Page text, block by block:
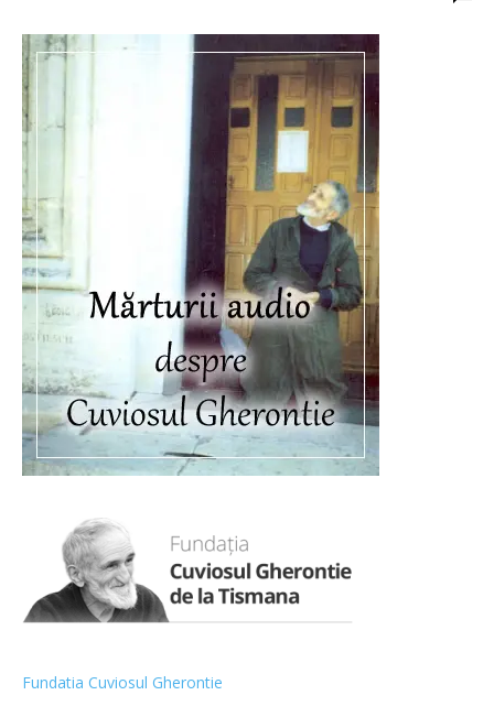
Fundatia Cuviosul Gherontie